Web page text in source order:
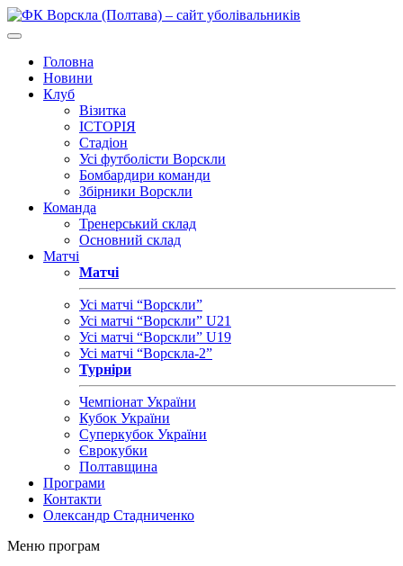
Головна
Новини
Клуб
Візитка
ІСТОРІЯ
Стадіон
Усі футболісти Ворскли
Бомбардири команди
Збірники Ворскли
Команда
Тренерський склад
Основний склад
Матчі
Матчі
Усі матчі “Ворскли”
Усі матчі “Ворскли” U21
Усі матчі “Ворскли” U19
Усі матчі “Ворскла-2”
Турніри
Чемпіонат України
Кубок України
Суперкубок України
Єврокубки
Полтавщина
Програми
Контакти
Олександр Стадниченко
Меню програм